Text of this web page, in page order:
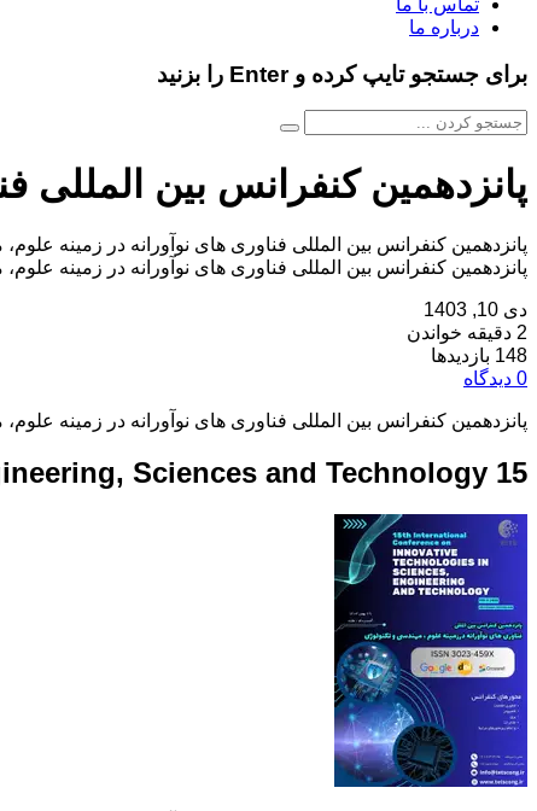
تماس با ما
درباره ما
برای جستجو تایپ کرده و Enter را بزنید
پانزدهمین کنفرانس بین المللی
پانزدهمین کنفرانس بین المللی فناوری های نوآورانه در زمینه علوم، مهندسی و تکنولوژی در تاریخ ۲۹ بهمن ۱۴۰۳ توسط ،همایش
دی 10, 1403
2 دقیقه خواندن
148 بازدیدها
0 دیدگاه
پانزدهمین کنفرانس بین المللی فناوری های نوآورانه در زمینه
15 th International conference on Innovative Technologies in Engineering, Sciences and Technology